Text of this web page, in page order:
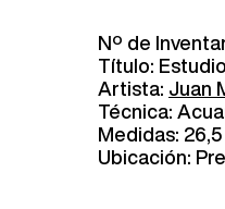
Nº de
Título: Estudio
Artista: Juan
Técnica:
Medidas: 26,5
Ubicación: